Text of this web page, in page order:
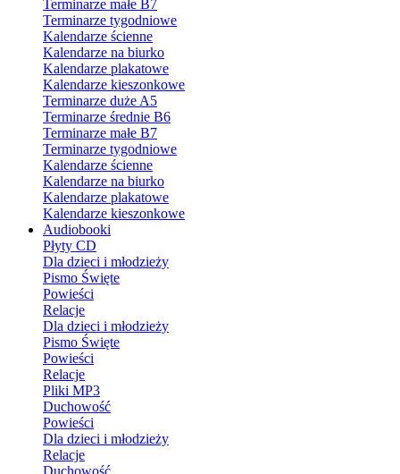
Terminarze małe B7
Terminarze tygodniowe
Kalendarze ścienne
Kalendarze na biurko
Kalendarze plakatowe
Kalendarze kieszonkowe
Terminarze duże A5
Terminarze średnie B6
Terminarze małe B7
Terminarze tygodniowe
Kalendarze ścienne
Kalendarze na biurko
Kalendarze plakatowe
Kalendarze kieszonkowe
Audiobooki
Płyty CD
Dla dzieci i młodzieży
Pismo Święte
Powieści
Relacje
Dla dzieci i młodzieży
Pismo Święte
Powieści
Relacje
Pliki MP3
Duchowość
Powieści
Dla dzieci i młodzieży
Relacje
Duchowość